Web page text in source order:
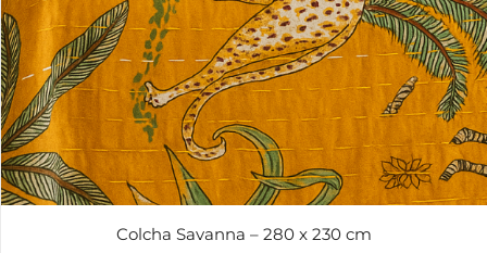
Colcha Savanna – 280 x 230 cm